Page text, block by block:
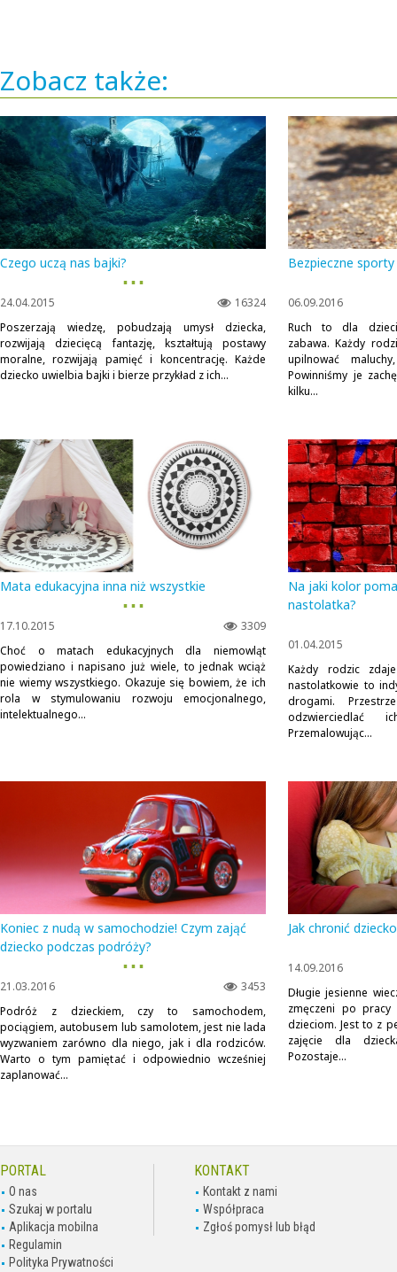
Zobacz także:
Czego uczą nas bajki?
▪ ▪ ▪
16324
24.04.2015
Poszerzają wiedzę, pobudzają umysł dziecka,
rozwijają dziecięcą fantazję, kształtują postawy
moralne, rozwijają pamięć i koncentrację. Każde
dziecko uwielbia bajki i bierze przykład z ich...
Bezpieczne
06.09.2016
Ruch to dla
zabawa. Każdy
upilnować
Powinniśmy je
kilku...
Mata edukacyjna inna niż wszystkie
▪ ▪ ▪
3309
17.10.2015
Choć o matach edukacyjnych dla niemowląt
powiedziano i napisano już wiele, to jednak wciąż
nie wiemy wszystkiego. Okazuje się bowiem, że ich
rola w stymulowaniu rozwoju emocjonalnego,
intelektualnego...
Na jaki kolor
nastolatka?
01.04.2015
Każdy rodzic
nastolatkowie to
drogami.
odzwierciedlać
Przemalowując...
Koniec z nudą w samochodzie! Czym zająć
dziecko podczas podróży?
▪ ▪ ▪
3453
21.03.2016
Podróż z dzieckiem, czy to samochodem,
pociągiem, autobusem lub samolotem, jest nie lada
wyzwaniem zarówno dla niego, jak i dla rodziców.
Warto o tym pamiętać i odpowiednio wcześniej
zaplanować...
Jak chronić
14.09.2016
Długie jesienne
zmęczeni po pracy
dzieciom. Jest to z
zajęcie dla
Pozostaje...
PORTAL
O nas
Szukaj w portalu
Aplikacja mobilna
Regulamin
Polityka Prywatności
KONTAKT
Kontakt z nami
Współpraca
Zgłoś pomysł lub błąd